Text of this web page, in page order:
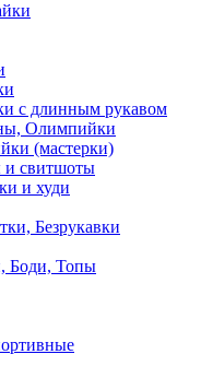
с длинным рукавом
Олимпийки
(мастерки)
и свитшоты
и худи
Безрукавки
Боди, Топы